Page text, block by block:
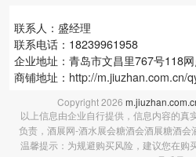
联系人：盛经理
联系电话：18239961958
企业地址：青岛市文昌里767号118
商铺地址： http://m.jiuzhan.com.cn/
Copyright2026
以上信息由企业自行提供，信息内容的真
负责，酒展网-酒水展会糖酒会酒展糖酒会
温馨提示：为规避购买风险，建议您在购